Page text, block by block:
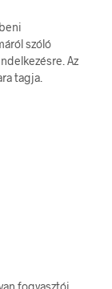
szóló
Az
tagja.
fogyasztói